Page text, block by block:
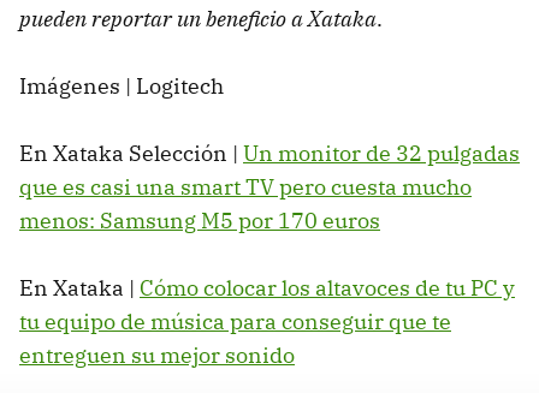
pueden reportar un beneficio a Xataka.
Imágenes | Logitech
En Xataka Selección | Un monitor de 32 pulgadas
que es casi una smart TV pero cuesta mucho
menos: Samsung M5 por 170 euros
En Xataka | Cómo colocar los altavoces de tu PC y
tu equipo de música para conseguir que te
entreguen su mejor sonido